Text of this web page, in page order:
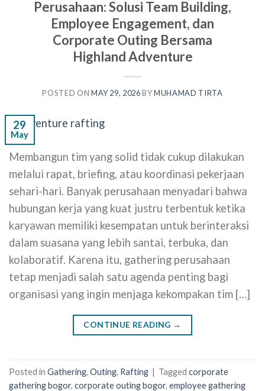
Perusahaan: Solusi Team Building,
Employee Engagement, dan
Corporate Outing Bersama
Highland Adventure
POSTED ON MAY 29, 2026 BYMUHAMAD TIRTA
29
May
Membangun tim yang solid tidak cukup dilakukan
melalui rapat, briefing, atau koordinasi pekerjaan
sehari-hari. Banyak perusahaan menyadari bahwa
hubungan kerja yang kuat justru terbentuk ketika
karyawan memiliki kesempatan untuk berinteraksi
dalam suasana yang lebih santai, terbuka, dan
kolaboratif. Karena itu, gathering perusahaan
tetap menjadi salah satu agenda penting bagi
organisasi yang ingin menjaga kekompakan tim […]
CONTINUE READING →
Posted in Gathering, Outing, Rafting | Tagged corporate
gathering bogor, corporate outing bogor, employee gathering